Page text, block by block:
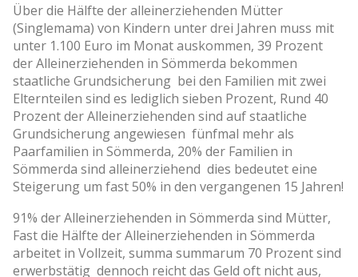
Über die Hälfte der alleinerziehenden Mütter
(Singlemama) von Kindern unter drei Jahren muss mit
unter 1.100 Euro im Monat auskommen, 39 Prozent
der Alleinerziehenden in Sömmerda bekommen
staatliche Grundsicherung ­ bei den Familien mit zwei
Elternteilen sind es lediglich sieben Prozent, Rund 40
Prozent der Alleinerziehenden sind auf staatliche
Grundsicherung angewiesen ­ fünfmal mehr als
Paarfamilien in Sömmerda, 20% der Familien in
Sömmerda sind alleinerziehend ­ dies bedeutet eine
Steigerung um fast 50% in den vergangenen 15 Jahren!
91% der Alleinerziehenden in Sömmerda sind Mütter,
Fast die Hälfte der Alleinerziehenden in Sömmerda
arbeitet in Vollzeit, summa summarum 70 Prozent sind
erwerbstätig ­ dennoch reicht das Geld oft nicht aus,